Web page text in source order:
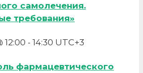
самолечения.
требования»
12:00 - 14:30 UTC+3
фармацевтического